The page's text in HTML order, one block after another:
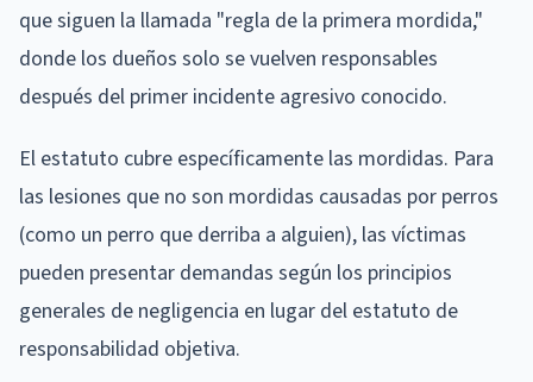
que siguen la llamada "regla de la primera mordida,"
donde los dueños solo se vuelven responsables
después del primer incidente agresivo conocido.
El estatuto cubre específicamente las mordidas. Para
las lesiones que no son mordidas causadas por perros
(como un perro que derriba a alguien), las víctimas
pueden presentar demandas según los principios
generales de negligencia en lugar del estatuto de
responsabilidad objetiva.